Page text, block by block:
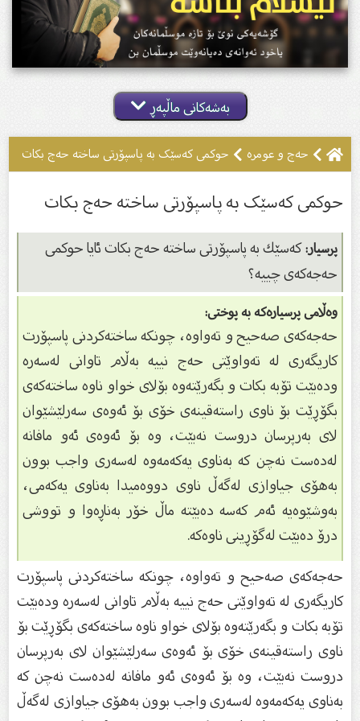
بەشەکانی ماڵپەڕ
حەج و عومرە حوکمی کەسێک بە پاسپۆرتی ساختە حەج بکات
حوکمی کەسێک بە پاسپۆرتی ساختە حەج بکات
پرسیار:كەسێك بە پاسپۆرتى ساختە حەج بكات ئایا حوكمى
حەجەكەى چییە؟
وەڵامی پرسیارەکە بە پوختی:
حەجەكەى صەحیح و تەواوە، چونكە ساختەكردنى پاسپۆرت
كاریگەرى لە تەواوێتى حەج نییە بەڵام تاوانى لەسەرە
ودەبێت تۆبە بكات و بگەرێتەوە بۆلاى خواو ناوە ساختەكەى
بگۆڕێت بۆ ناوى راستەقینەى خۆى بۆ ئەوەى سەرلێشێوان
لاى بەرپرسان دروست نەبێت، وە بۆ ئەوەى ئەو مافانە
لەدەست نەچن كە بەناوى یەكەمەوە لەسەرى واجب بوون
بەهۆى جیاوازى لەگەڵ ناوى دووەمیدا بەناوى یەكەمى،
بەوشێوەیە ئەم كەسە دەبێتە ماڵ خۆر بەناڕەوا و تووشی
درۆ دەبێت لەگۆڕینى ناوەكە.
حەجەكەى صەحیح و تەواوە، چونكە ساختەكردنى پاسپۆرت
كاریگەرى لە تەواوێتى حەج نییە بەڵام تاوانى لەسەرە ودەبێت
تۆبە بكات و بگەرێتەوە بۆلاى خواو ناوە ساختەكەى بگۆڕێت بۆ
ناوى راستەقینەى خۆى بۆ ئەوەى سەرلێشێوان لاى بەرپرسان
دروست نەبێت، وە بۆ ئەوەى ئەو مافانە لەدەست نەچن كە
بەناوى یەكەمەوە لەسەرى واجب بوون بەهۆى جیاوازى لەگەڵ